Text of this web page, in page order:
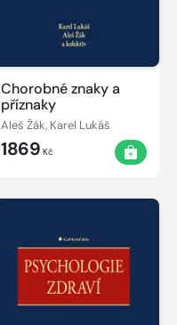
Chorobné znaky a
příznaky
Aleš Žák, Karel Lukáš
1869 Kč